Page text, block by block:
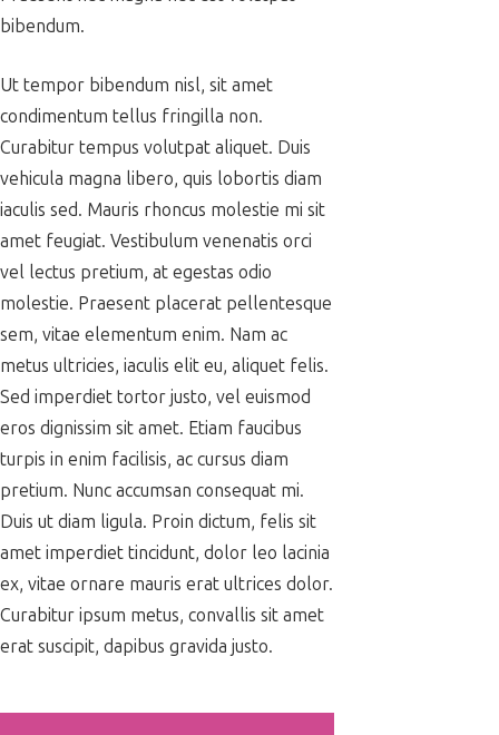
bibendum.
Ut tempor bibendum nisl, sit amet
condimentum tellus fringilla non.
Curabitur tempus volutpat aliquet. Duis
vehicula magna libero, quis lobortis diam
iaculis sed. Mauris rhoncus molestie mi sit
amet feugiat. Vestibulum venenatis orci
vel lectus pretium, at egestas odio
molestie. Praesent placerat pellentesque
sem, vitae elementum enim. Nam ac
metus ultricies, iaculis elit eu, aliquet felis.
Sed imperdiet tortor justo, vel euismod
eros dignissim sit amet. Etiam faucibus
turpis in enim facilisis, ac cursus diam
pretium. Nunc accumsan consequat mi.
Duis ut diam ligula. Proin dictum, felis sit
amet imperdiet tincidunt, dolor leo lacinia
ex, vitae ornare mauris erat ultrices dolor.
Curabitur ipsum metus, convallis sit amet
erat suscipit, dapibus gravida justo.